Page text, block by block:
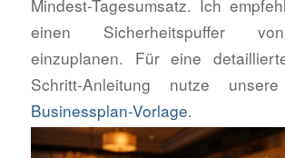
Mindest-Tagesumsatz. Ich
einen Sicherheitspuffer
einzuplanen. Für eine
Schritt-Anleitung nutze
Businessplan-Vorlage.